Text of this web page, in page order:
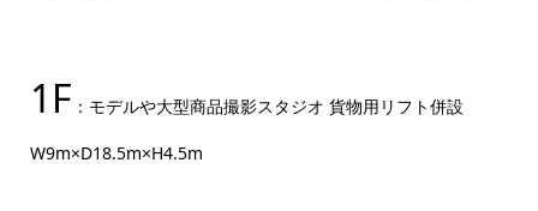
1F ：モデルや大型商品撮影スタジオ 貨物用リフト併設
W9m×D18.5m×H4.5m